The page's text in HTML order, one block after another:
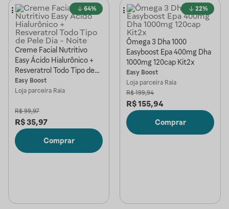
64%
Creme Facial Nutritivo
Easy Ácido Hialurônico +
Resveratrol Todo Tipo de
Pele Dia - Noite
Easy Boost
Loja parceira Raia
R$ 99,97
R$35,97
Comprar
22%
Ômega 3 Dha 1000
Easyboost Epa 400mg Dha
1000mg 120cap Kit2x
Easy Boost
Loja parceira Raia
R$ 199,94
R$155,94
Comprar